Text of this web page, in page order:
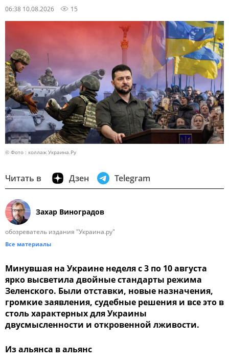
06:38 10.08.2026 15
© Фото : коллаж Украина.Ру
Читать в Дзен Telegram
Захар Виноградов
обозреватель издания "Украина.ру"
Все материалы
Минувшая на Украине неделя с 3 по 10 августа
ярко высветила двойные стандарты режима
Зеленского. Были отставки, новые назначения,
громкие заявления, судебные решения и все это в
столь характерных для Украины
двусмысленности и откровенной лживости.
Из альянса в альянс